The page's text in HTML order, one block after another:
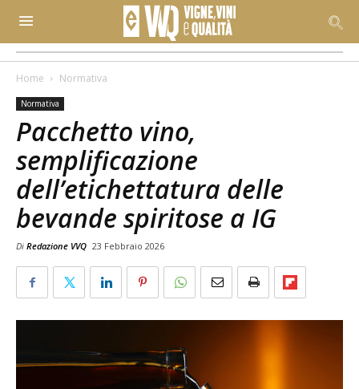
Home Normativa
Normativa
Pacchetto vino,
semplificazione
dell’etichettatura delle
bevande spiritose a IG
Di Redazione VVQ 23 Febbraio 2026